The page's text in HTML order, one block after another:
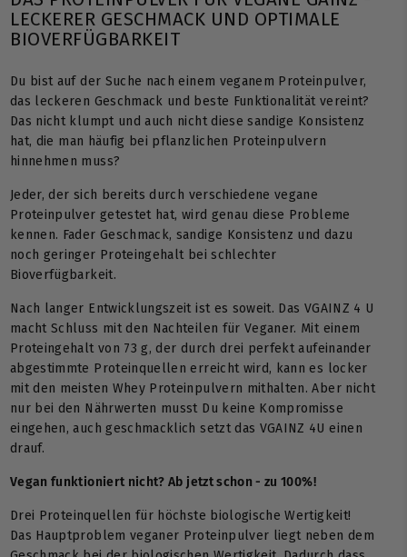
LECKERER GESCHMACK UND OPTIMALE
BIOVERFÜGBARKEIT
Du bist auf der Suche nach einem veganem Proteinpulver,
das leckeren Geschmack und beste Funktionalität vereint?
Das nicht klumpt und auch nicht diese sandige Konsistenz
hat, die man häufig bei pflanzlichen Proteinpulvern
hinnehmen muss?
Jeder, der sich bereits durch verschiedene vegane
Proteinpulver getestet hat, wird genau diese Probleme
kennen. Fader Geschmack, sandige Konsistenz und dazu
noch geringer Proteingehalt bei schlechter
Bioverfügbarkeit.
Nach langer Entwicklungszeit ist es soweit. Das VGAINZ 4 U
macht Schluss mit den Nachteilen für Veganer. Mit einem
Proteingehalt von 73 g, der durch drei perfekt aufeinander
abgestimmte Proteinquellen erreicht wird, kann es locker
mit den meisten Whey Proteinpulvern mithalten. Aber nicht
nur bei den Nährwerten musst Du keine Kompromisse
eingehen, auch geschmacklich setzt das VGAINZ 4U einen
drauf.
Vegan funktioniert nicht? Ab jetzt schon - zu 100%!
Drei Proteinquellen für höchste biologische Wertigkeit!
Das Hauptproblem veganer Proteinpulver liegt neben dem